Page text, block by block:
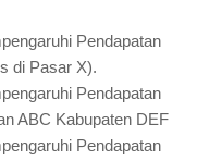
Pendapatan
di Pasar X).
Pendapatan
ABC Kabupaten DEF
Pendapatan